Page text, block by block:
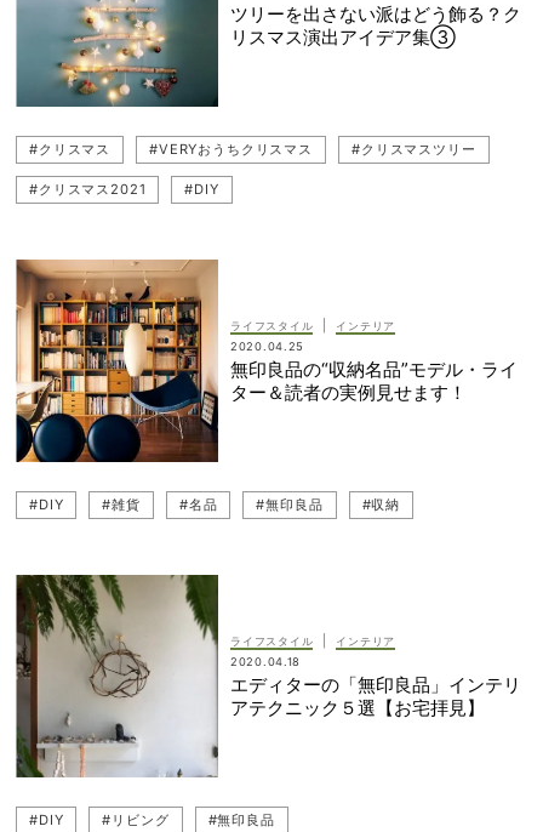
ツリーを出さない派はどう飾る？ク
リスマス演出アイデア集③
#クリスマス #VERYおうちクリスマス #クリスマスツリー
#クリスマス2021 #DIY
ライフスタイル
インテリア
2020.04.25
無印良品の“収納名品”モデル・ライ
ター＆読者の実例見せます！
#DIY #雑貨 #名品 #無印良品 #収納
ライフスタイル
インテリア
2020.04.18
エディターの「無印良品」インテリ
アテクニック５選【お宅拝見】
#DIY #リビング #無印良品